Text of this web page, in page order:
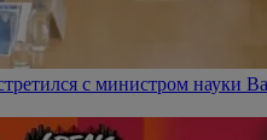
с министром науки